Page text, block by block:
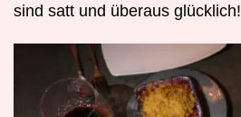
sind satt und überaus glücklich!